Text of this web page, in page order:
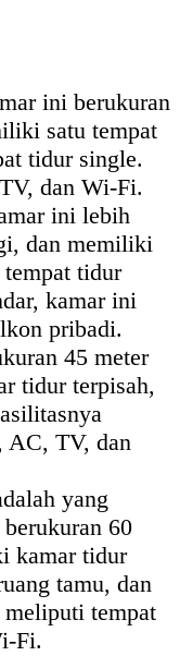
ini berukuran
satu tempat
tidur single.
dan Wi-Fi.
ini lebih
dan memiliki
tidur
kamar ini
pribadi.
45 meter
tidur terpisah,
AC, TV, dan
yang
60
kamar tidur
tamu, dan
tempat
Fi.